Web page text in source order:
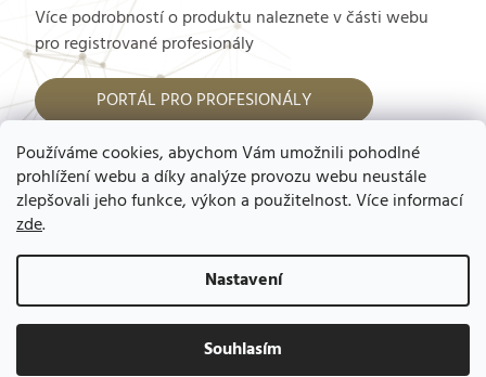
Používáme cookies, abychom Vám umožnili pohodlné
prohlížení webu a díky analýze provozu webu neustále
zlepšovali jeho funkce, výkon a použitelnost. Více informací
zde.
Nastavení
Souhlasím
Více podrobností o produktu naleznete v části webu
pro registrované profesionály
PORTÁL PRO PROFESIONÁLY
Jak dostat přístup do tohoto portálu?
Copyright 2026GERnétic – výhradní
zastoupení pro ČR a SR, Mgr. Ladislav
Upravit